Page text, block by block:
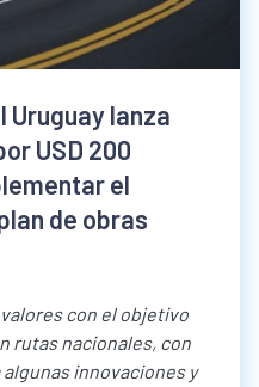
Uruguay lanza
USD 200
el
de obras
con el objetivo
rutas nacionales, con
innovaciones y